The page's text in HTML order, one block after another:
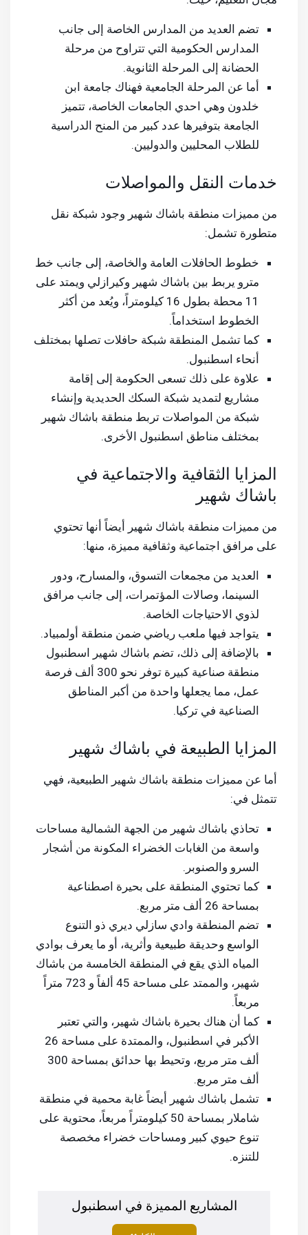
تضم العديد من المدارس الخاصة إلى جانب
المدارس الحكومية التي تتراوح من مرحلة
الحضانة إلى المرحلة الثانوية.
أما عن المرحلة الجامعية فهناك جامعة ابن
خلدون وهي احدي الجامعات الخاصة، تتميز
الجامعة بتوفيرها عدد كبير من المنح الدراسية
للطلاب المحليين والدوليين.
خدمات النقل والمواصلات
من مميزات منطقة باشاك شهير وجود شبكة نقل
متطورة تشمل:
خطوط الحافلات العامة والخاصة، إلى جانب خط
مترو يربط بين باشاك شهير وكيرازلي ويمتد على
11 محطة بطول 16 كيلومتراً، ويُعد من أكثر
الخطوط استخداماً.
كما تشمل المنطقة شبكة حافلات تصلها بمختلف
أنحاء اسطنبول.
علاوة على ذلك تسعى الحكومة إلى إقامة
مشاريع لتمديد شبكة السكك الحديدية وإنشاء
شبكة من المواصلات تربط منطقة باشاك شهير
بمختلف مناطق اسطنبول الأخرى.
المزايا الثقافية والاجتماعية في
باشاك شهير
من مميزات منطقة باشاك شهير أيضاً أنها تحتوي
على مرافق اجتماعية وثقافية مميزة، منها:
العديد من مجمعات التسوق، والمسارح، ودور
السينما، وصالات المؤتمرات، إلى جانب مرافق
لذوي الاحتياجات الخاصة.
يتواجد فيها ملعب رياضي ضمن منطقة أولمبياد.
بالإضافة إلى ذلك، تضم باشاك شهير اسطنبول
منطقة صناعية كبيرة توفر نحو 300 ألف فرصة
عمل، مما يجعلها واحدة من أكبر المناطق
الصناعية في تركيا.
المزايا الطبيعة في باشاك شهير
أما عن مميزات منطقة باشاك شهير الطبيعية، فهي
تتمثل في:
تحاذي باشاك شهير من الجهة الشمالية مساحات
واسعة من الغابات الخضراء المكونة من أشجار
السرو والصنوبر.
كما تحتوي المنطقة على بحيرة اصطناعية
بمساحة 26 ألف متر مربع.
تضم المنطقة وادي سازلي ديري ذو التنوع
الواسع وحديقة طبيعية وأثرية، أو ما يعرف بوادي
المياه الذي يقع في المنطقة الخامسة من باشاك
شهير، والممتد على مساحة 45 ألفاً و 723 متراً
مربعاً.
كما أن هناك بحيرة باشاك شهير، والتي تعتبر
الأكبر في اسطنبول، والممتدة على مساحة 26
ألف متر مربع، وتحيط بها حدائق بمساحة 300
ألف متر مربع.
تشمل باشاك شهير أيضاً غابة محمية في منطقة
شاملار بمساحة 50 كيلومتراً مربعاً، محتوية على
تنوع حيوي كبير ومساحات خضراء مخصصة
للتنزه.
المشاريع المميزة في اسطنبول